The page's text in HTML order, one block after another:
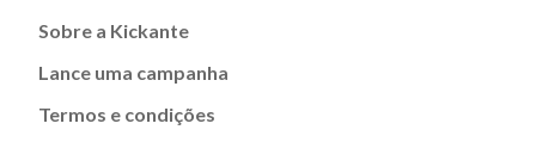
Sobre a Kickante
Lance uma campanha
Termos e condições